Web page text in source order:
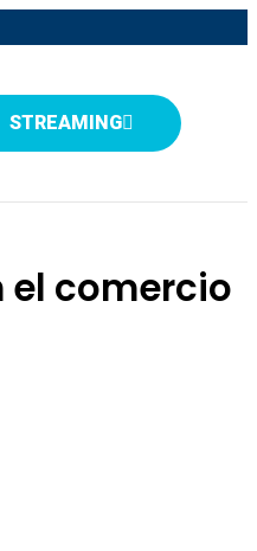
STREAMING
el comercio